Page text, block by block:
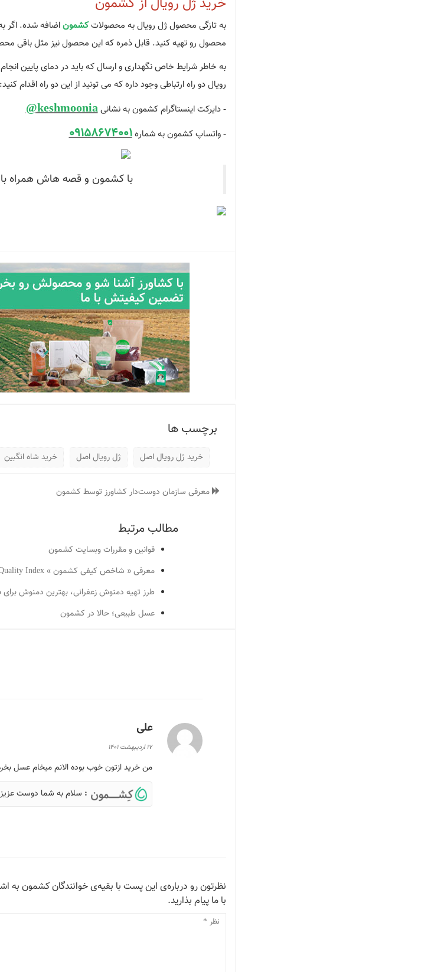
به تازگی محصول ژل رویال به محصولاتکشموناضافه شده. اگر
محصول رو تهیه کنید. قابل ذمره که این محصول نیز مثل باقی
به خاطر شرایط خاص نگهداری و ارسال که باید در دمای پایین
رویال دو راه ارتباطی وجود داره که می تونید از این دو راه اقدام کنید:
- دایرکت اینستاگرام کشمون به نشانیkeshmoonia@
- واتساپ کشمون به شماره‌09158674001
با کشمون و قصه هاش همراه
برچسب ها
خرید ژل رویال اصل ژل رویال اصل خرید شاه انگبین
معرفی سازمان دوست‌دار کشاورز توسط کشمون
مطالب مرتبط
قوانین و مقررات وبسایت کشمون
معرفی « شاخص کیفی کشمون » Keshmoon Quality Index
طرز تهیه دمنوش زعفرانی، بهترین دمنوش برای
عسل طبیعی؛ حالا در کشمون
علی
17 اردیبهشت 1401
من خرید ازتون خوب بوده الانم میخام عسل
: سلام به شما دوست عزیز.
نظرتون رو درباره‌ی این پست با بقیه‌ی خوانندگان کشمون به
با ما پیام بذارید.